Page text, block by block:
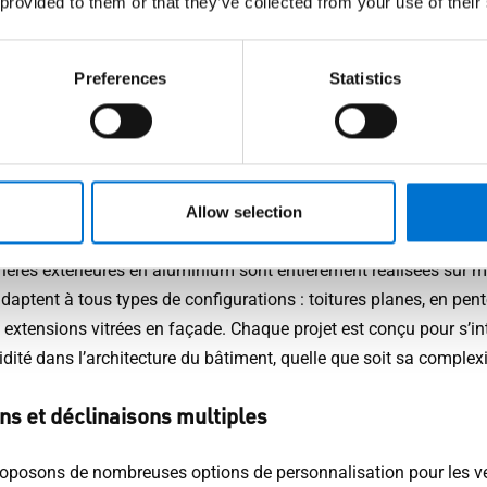
Preferences Statistics
Allow selection
verrière sur
les configurations
architecturale et cohérence du projet
extérieures en aluminium sont entièrement réalisées sur
à tous types de configurations : toitures planes, en
vitrées en façade. Chaque projet est conçu pour
dans l’architecture du bâtiment, quelle que soit sa
et déclinaisons multiples
de nombreuses options de personnalisation pour les